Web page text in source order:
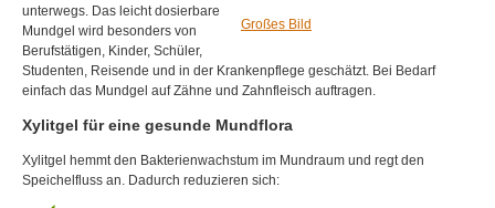
Großes Bild
unterwegs. Das leicht dosierbare
Mundgel wird besonders von
Berufstätigen, Kinder, Schüler,
Studenten, Reisende und in der Krankenpflege geschätzt. Bei Bedarf
einfach das Mundgel auf Zähne und Zahnfleisch auftragen.
Xylitgel für eine gesunde Mundflora
Xylitgel hemmt den Bakterienwachstum im Mundraum und regt den
Speichelfluss an. Dadurch reduzieren sich: